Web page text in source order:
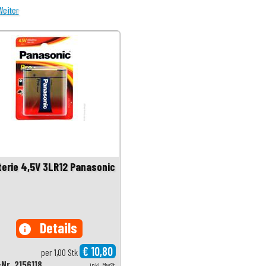
4,5V 3LR12 Panasonic
info Details
per 1,00 Stk € 10,80